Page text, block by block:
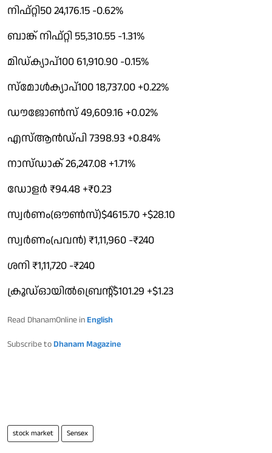
നിഫ്റ്റി50 24,176.15 -0.62%
ബാങ്ക് നിഫ്റ്റി 55,310.55 -1.31%
മിഡ്ക്യാപ്100 61,910.90 -0.15%
സ്മോൾക്യാപ്100 18,737.00 +0.22%
ഡൗജോൺസ് 49,609.16 +0.02%
എസ്ആൻഡ്പി 7398.93 +0.84%
നാസ്ഡാക് 26,247.08 +1.71%
ഡോളർ ₹94.48 +₹0.23
സ്വർണം(ഔൺസ്)$4615.70 +$28.10
സ്വർണം(പവൻ) ₹1,11,960 -₹240
ശനി ₹1,11,720 -₹240
ക്രൂഡ്ഓയിൽബ്രെൻ്റ്$101.29 +$1.23
Read DhanamOnline in English
Subscribe to Dhanam Magazine
stock market Sensex